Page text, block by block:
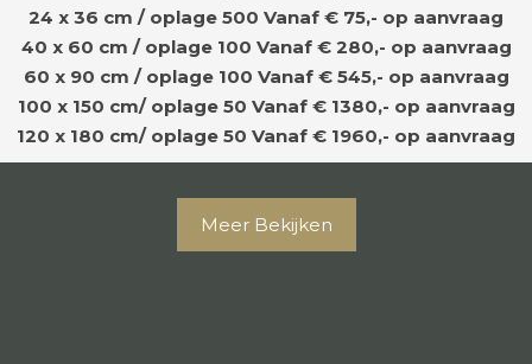
24 x 36 cm / oplage 500 Vanaf € 75,- op aanvraag
40 x 60 cm / oplage 100 Vanaf € 280,- op aanvraag
60 x 90 cm / oplage 100 Vanaf € 545,- op aanvraag
100 x 150 cm/ oplage 50 Vanaf € 1380,- op aanvraag
120 x 180 cm/ oplage 50 Vanaf € 1960,- op aanvraag
Meer Bekijken